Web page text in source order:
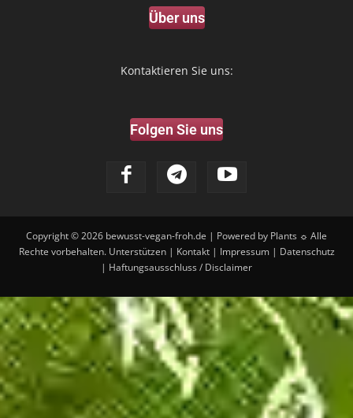
Über uns
Kontaktieren Sie uns:
Folgen Sie uns
Copyright © 2026 bewusst-vegan-froh.de | Powered by Plants ☼ Alle
Rechte vorbehalten. Unterstützen| Kontakt| Impressum| Datenschutz
| Haftungsausschluss / Disclaimer